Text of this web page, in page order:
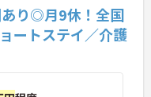
らこそ平
ける環境で
みを目指
あり◎月9休！全国
ートステイ／介護